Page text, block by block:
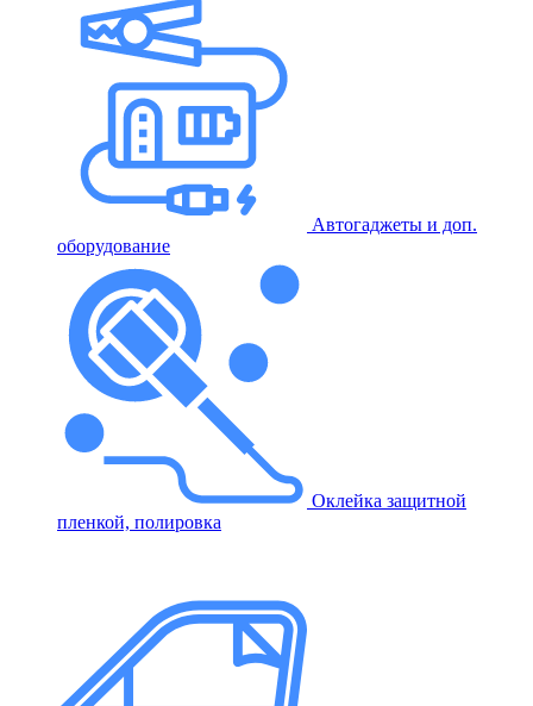
Автогаджеты и доп.
оборудование
Оклейка защитной
пленкой, полировка